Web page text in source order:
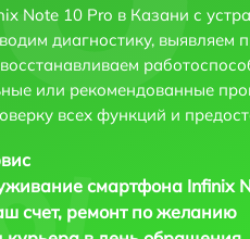
Note 10 Pro в Казани с
диагностику, выявляем
или рекомендованные
всех функций и
смартфона Infinix
счет, ремонт по желанию